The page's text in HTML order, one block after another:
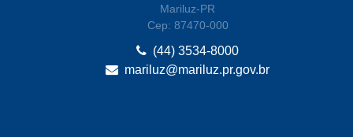
Mariluz-PR
Cep: 87470-000
(44) 3534-8000
mariluz@mariluz.pr.gov.br